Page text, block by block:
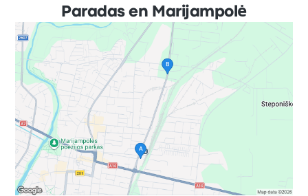
Paradas en Marijampolė